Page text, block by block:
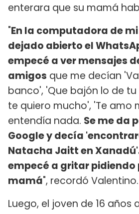
enterara que su mamá
"En la computadora de
dejado abierto el
empecé a ver mensajes
amigos que me decían
banco', 'Que bajón lo de tu
te quiero mucho', 'Te amo
entendía nada. Se me da
Google y decía
Natacha Jaitt en
empecé a gritar pidiendo
mamá", recordó Valentino.
Luego, el joven de 16 años